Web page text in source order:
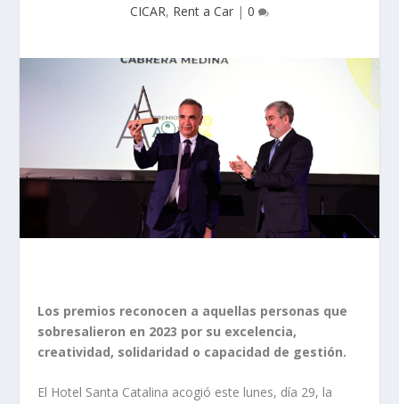
CICAR, Rent a Car | 0
Los premios reconocen a aquellas personas que
sobresalieron en 2023 por su excelencia,
creatividad, solidaridad o capacidad de gestión.
El Hotel Santa Catalina acogió este lunes, día 29, la